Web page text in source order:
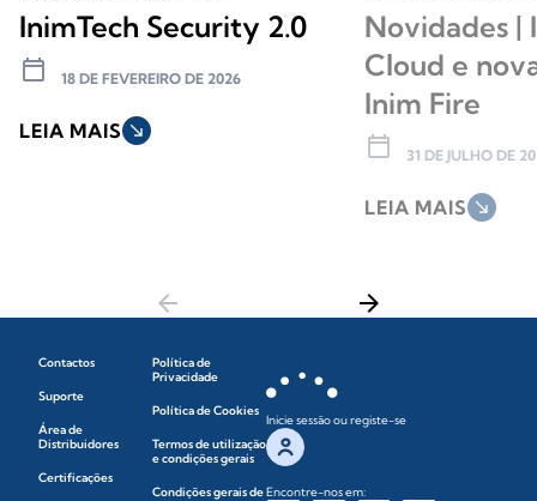
InimTech Security 2.0
calendar_today 18 DE FEVEREIRO DE 2026
LEIA MAIS south_east
Novidades |
Cloud e
Inim Fire
calendar_today 31 DE JULHO DE
LEIA MAIS south_east
arrow_back arrow_forward
Contactos
Suporte
Área de
Distribuidores
Certificações
Política de
Privacidade
Política de Cookies
Termos de utilização
e condições gerais
Condições gerais de
Inicie sessão ou registe-se
Encontre-nos em: